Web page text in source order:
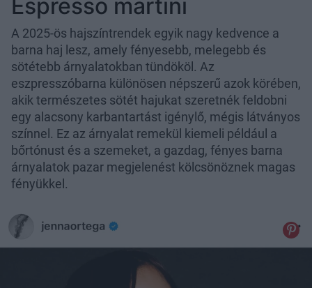
Espresso martini
A 2025-ös hajszíntrendek egyik nagy kedvence a
barna haj lesz, amely fényesebb, melegebb és
sötétebb árnyalatokban tündököl. Az
eszpresszóbarna különösen népszerű azok körében,
akik természetes sötét hajukat szeretnék feldobni
egy alacsony karbantartást igénylő, mégis látványos
színnel. Ez az árnyalat remekül kiemeli például a
bőrtónust és a szemeket, a gazdag, fényes barna
árnyalatok pazar megjelenést kölcsönöznek magas
fényükkel.